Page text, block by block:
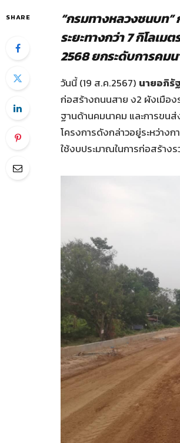
SHARE
“กรมทางหลวงชนบท”
ระยะทางกว่า 7 กิโลเ
2568 ยกระดับการค
วันนี้ (19 ส.ค.2567) นายอภิรั
ก่อสร้างถนนสาย ง2 ผังเมือ
ฐานด้านคมนาคม และการขน
โครงการดังกล่าวอยู่ระหว่าง
ใช้งบประมาณในการก่อสร้าง